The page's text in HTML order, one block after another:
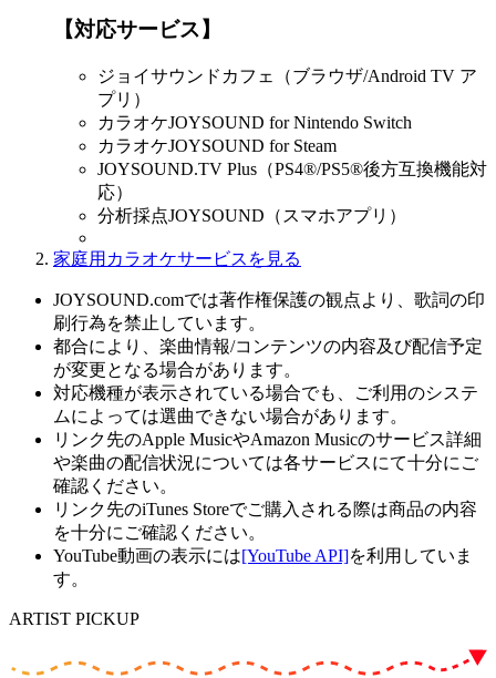
【対応サービス】
ジョイサウンドカフェ（ブラウザ/Android TV ア
プリ）
カラオケJOYSOUND for Nintendo Switch
カラオケJOYSOUND for Steam
JOYSOUND.TV Plus（PS4®/PS5®後方互換機能対
応）
分析採点JOYSOUND（スマホアプリ）
家庭用カラオケサービスを見る
JOYSOUND.comでは著作権保護の観点より、歌詞の印
刷行為を禁止しています。
都合により、楽曲情報/コンテンツの内容及び配信予定
が変更となる場合があります。
対応機種が表示されている場合でも、ご利用のシステ
ムによっては選曲できない場合があります。
リンク先のApple MusicやAmazon Musicのサービス詳細
や楽曲の配信状況については各サービスにて十分にご
確認ください。
リンク先のiTunes Storeでご購入される際は商品の内容
を十分にご確認ください。
YouTube動画の表示には[YouTube API]を利用していま
す。
ARTIST PICKUP